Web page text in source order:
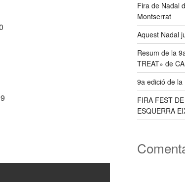
Fira de Nadal
Montserrat
Aquest Nadal
Resum de la
TREAT» de
9a edició de la
FIRA FEST
ESQUERRA